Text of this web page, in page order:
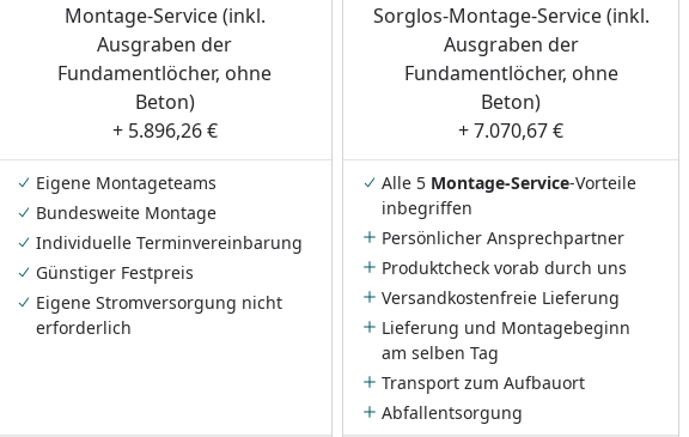
Montage-Service (inkl.
Ausgraben der
Fundamentlöcher, ohne
Beton)
+ 5.896,26 €
Eigene Montageteams
Bundesweite Montage
Individuelle Terminvereinbarung
Günstiger Festpreis
Eigene Stromversorgung nicht
erforderlich
Sorglos-Montage-Service (inkl.
Ausgraben der
Fundamentlöcher, ohne
Beton)
+ 7.070,67 €
Alle 5 Montage-Service-Vorteile
inbegriffen
Persönlicher Ansprechpartner
Produktcheck vorab durch uns
Versandkostenfreie Lieferung
Lieferung und Montagebeginn
am selben Tag
Transport zum Aufbauort
Abfallentsorgung